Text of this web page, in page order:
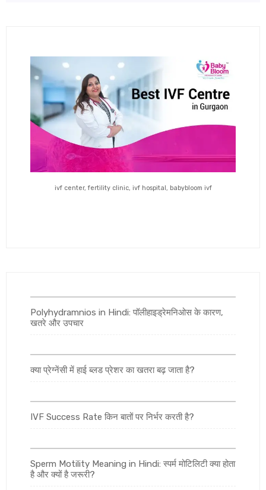
ivf center, fertility clinic, ivf hospital, babybloom ivf
Polyhydramnios in Hindi: पॉलीहाइड्रेमनिओस के कारण,
खतरे और उपचार
क्या प्रेग्नेंसी में हाई ब्लड प्रेशर का खतरा बढ़ जाता है?
IVF Success Rate किन बातों पर निर्भर करती है?
Sperm Motility Meaning in Hindi: स्पर्म मोटिलिटी क्या होता
है और क्यों है जरूरी?